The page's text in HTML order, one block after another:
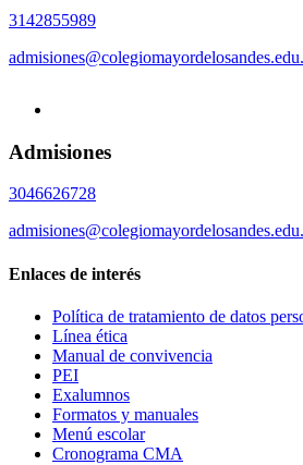
3142855989
Admisiones
3046626728
Enlaces de interés
Política de tratamiento de datos
Línea ética
Manual de convivencia
PEI
Exalumnos
Formatos y manuales
Menú escolar
Cronograma CMA